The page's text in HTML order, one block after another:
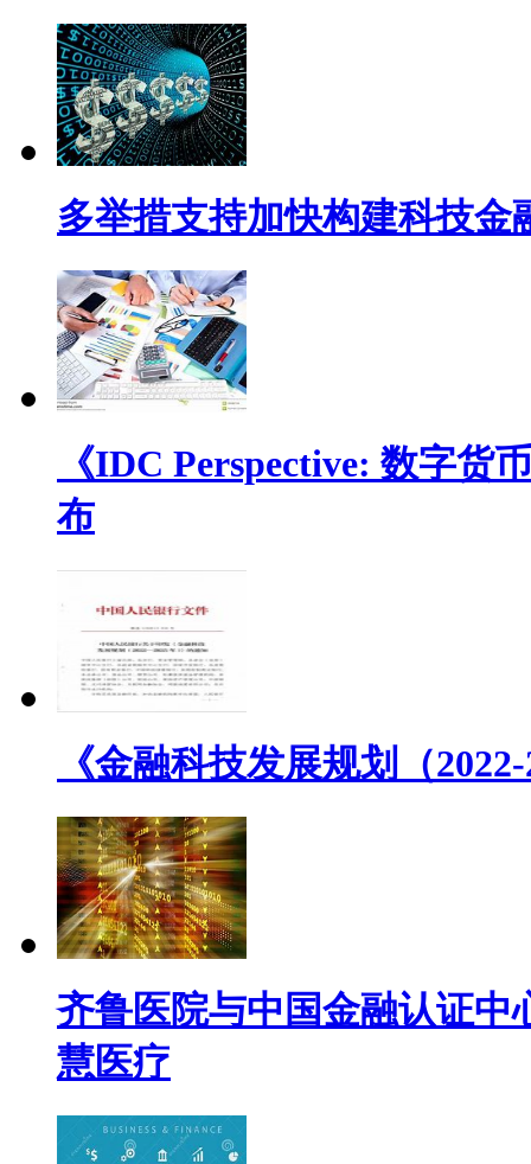
多举措支持加快构建科技金
《IDC Perspective: 数字货
布
《金融科技发展规划（
齐鲁医院与中国金融认证
慧医疗